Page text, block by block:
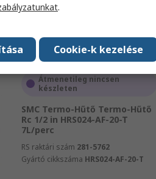
Átmenetileg nincsen
készleten
SMC Termo-Hűtő Termo-Hűtő
Rc 1/2 in HRS024-AF-20-T
7L/perc
RS raktári szám 281-5762
Gyártó cikkszáma HRS024-AF-20-T
.
Cookie-k kezelése